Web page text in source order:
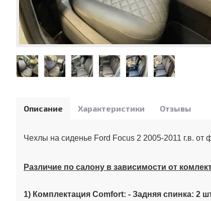
Описание Характеристики Отзывы
Чехлы на сиденье Ford Focus 2 2005-2011 г.в. от
Различие по салону в зависимости от
1) Комплектация Comfort: - Задняя спинка: 2